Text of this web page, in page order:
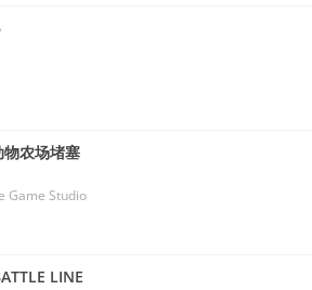
农场堵塞
Game Studio
LINE